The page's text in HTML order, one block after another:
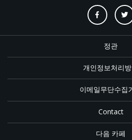
정관
개인정보처리
이메일무단수집
Contact
다음 카페